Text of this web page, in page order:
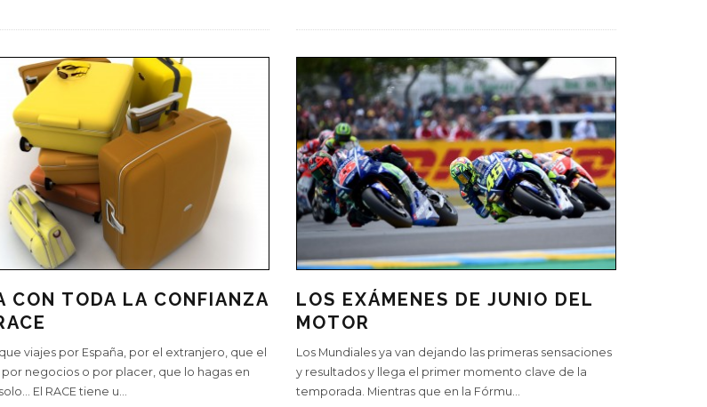
CON TODA LA CONFIANZA
viajes por España, por el extranjero, que el
por negocios o por placer, que lo hagas en
El RACE tiene u...
LOS EXÁMENES DE JUNIO DEL
MOTOR
Los Mundiales ya van dejando las primeras sensaciones
y resultados y llega el primer momento clave de la
temporada. Mientras que en la Fórmu...